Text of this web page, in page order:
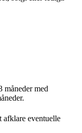
måneder med
afklare eventuelle